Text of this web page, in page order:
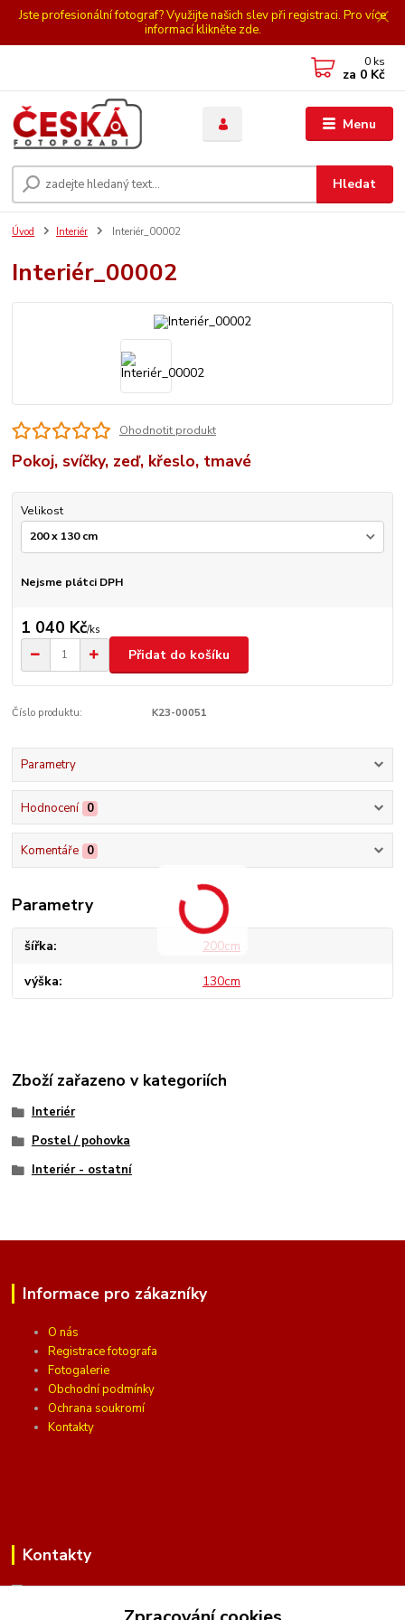
Jste profesionální fotograf? Využijte našich slev při registraci. Pro více
informací klikněte zde.
Menu
Hledat
0 ks
za 0 Kč
Úvod Interiér Interiér_00002
Interiér_00002
Ohodnotit produkt
Pokoj, svíčky, zeď, křeslo, tmavé
Velikost
Nejsme plátci DPH
1 040 Kč/ks
Přidat do košíku
Číslo produktu: K23-00051
Parametry
Hodnocení 0
Komentáře 0
Parametry
šířka 200cm
výška 130cm
Zboží zařazeno v kategoriích
Interiér
Postel / pohovka
Interiér - ostatní
Informace pro zákazníky
O nás
Registrace fotografa
Fotogalerie
Obchodní podmínky
Ochrana soukromí
Kontakty
Kontakty
(Po-Pá, 10 - 16 hod.)